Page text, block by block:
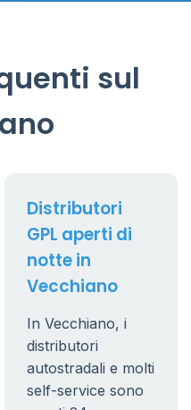
sul
Distributori
GPL aperti di
notte in
Vecchiano
In Vecchiano, i
distributori
autostradali e molti
self-service sono